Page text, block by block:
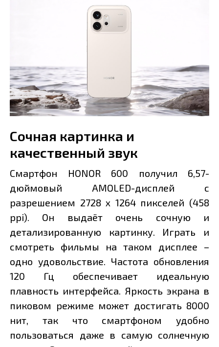
Сочная картинка и
качественный звук
Смартфон HONOR 600 получил 6,57-
дюймовый AMOLED-дисплей с
разрешением 2728 x 1264 пикселей (458
ppi). Он выдаёт очень сочную и
детализированную картинку. Играть и
смотреть фильмы на таком дисплее –
одно удовольствие. Частота обновления
120 Гц обеспечивает идеальную
плавность интерфейса. Яркость экрана в
пиковом режиме может достигать 8000
нит, так что смартфоном удобно
пользоваться даже в самую солнечную